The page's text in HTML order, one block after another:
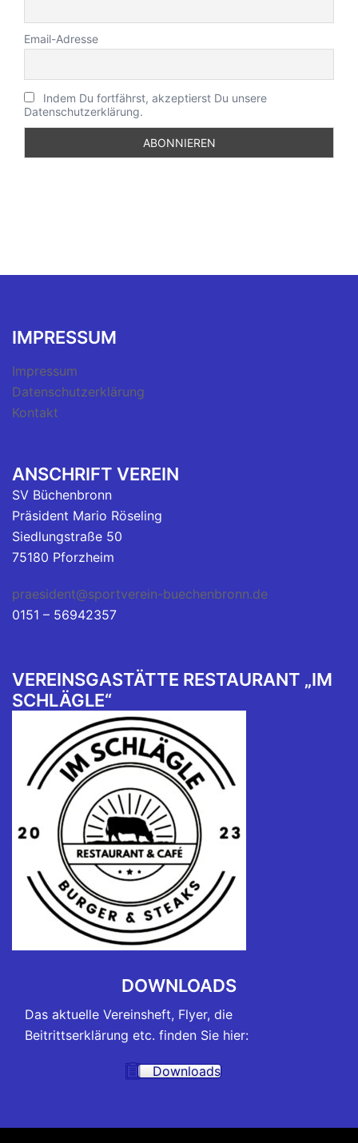
Email-Adresse
Indem Du fortfährst, akzeptierst Du unsere
Datenschutzerklärung.
IMPRESSUM
Impressum
Datenschutzerklärung
Kontakt
ANSCHRIFT VEREIN
SV Büchenbronn
Präsident Mario Röseling
Siedlungstraße 50
75180 Pforzheim
praesident@sportverein-buechenbronn.de
0151 – 56942357
VEREINSGASTÄTTE RESTAURANT „IM
SCHLÄGLE“
DOWNLOADS
Das aktuelle Vereinsheft, Flyer, die
Beitrittserklärung etc. finden Sie hier:
Downloads